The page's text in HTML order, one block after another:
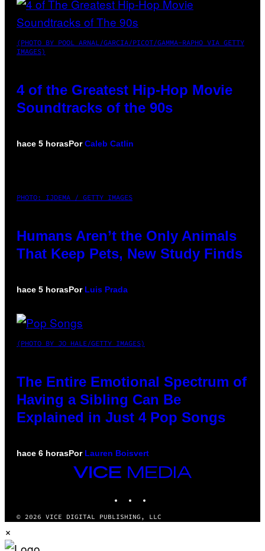
(PHOTO BY POOL ARNAL/GARCIA/PICOT/GAMMA-RAPHO VIA GETTY
IMAGES)
4 of the Greatest Hip-Hop Movie
Soundtracks of the 90s
hace 5 horasPorCaleb Catlin
PHOTO: IJDEMA / GETTY IMAGES
Humans Aren’t the Only Animals
That Keep Pets, New Study Finds
hace 5 horasPor Luis Prada
(PHOTO BY JO HALE/GETTY IMAGES)
The Entire Emotional Spectrum of
Having a Sibling Can Be
Explained in Just 4 Pop Songs
hace 6 horasPor Lauren Boisvert
VICE
MEDIA
© 2026 VICE DIGITAL PUBLISHING, LLC
×